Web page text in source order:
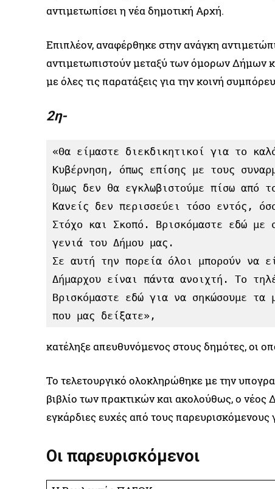
αντιμετωπίσει η νέα δημοτική Αρχή.
Επιπλέον, αναφέρθηκε στην ανάγκη
αντιμετωπιστούν μεταξύ των όμορων Δήμων
με όλες τις παρατάξεις για την κοινή
2η-
«Θα είμαστε διεκδικητικοί για το
Κυβέρνηση, όπως επίσης με τους
Όμως δεν θα εγκλωβιστούμε πίσω από
Κανείς δεν περισσεύει τόσο εντός,
Στόχο και Σκοπό. Βρισκόμαστε εδώ με
γενιά του Δήμου μας.
Σε αυτή την πορεία όλοι μπορούν να
Δήμαρχου είναι πάντα ανοιχτή. Το
Βρισκόμαστε εδώ για να σηκώσουμε τα
που μας δείξατε»,
κατέληξε απευθυνόμενος στους δημότες, οι
Το τελετουργικό ολοκληρώθηκε με την
βιβλίο των πρακτικών και ακολούθως, ο
εγκάρδιες ευχές από τους παρευρισκόμενους
Οι παρευρισκόμενοι